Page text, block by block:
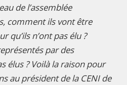
de l’assemblée
comment ils vont être
qu’ils n’ont pas élu ?
par des
élus ? Voilà la raison pour
au président de la CENI de